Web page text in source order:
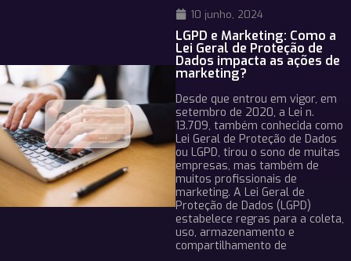
10 junho, 2024
LGPD e Marketing: Como a
Lei Geral de Proteção de
Dados impacta as ações de
marketing?
Desde que entrou em vigor, em
setembro de 2020, a Lei n.
13.709, também conhecida como
Lei Geral de Proteção de Dados
ou LGPD, tirou o sono de muitas
empresas, mas também de
muitos profissionais de
marketing. A Lei Geral de
Proteção de Dados (LGPD)
estabelece regras para a coleta,
uso, armazenamento e
compartilhamento de